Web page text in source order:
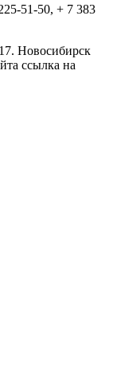
51-50, + 7 383
Новосибирск
ссылка на